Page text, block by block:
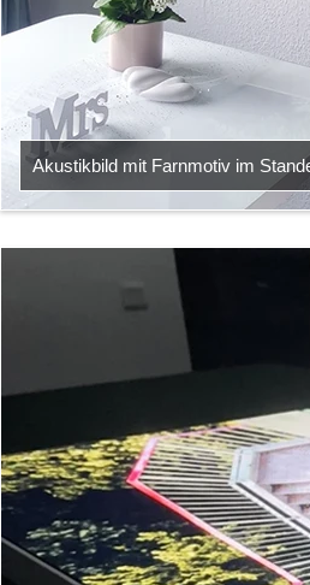
Akustikbild mit Farnmotiv im